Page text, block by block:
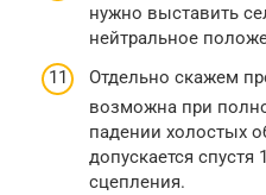
нужно выставить
нейтральное
Отдельно скажем
возможна при
падении холостых
допускается
сцепления.